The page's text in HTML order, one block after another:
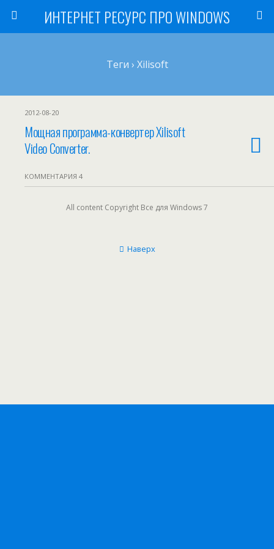
ИНТЕРНЕТ РЕСУРС ПРО WINDOWS
Теги › Xilisoft
2012-08-20
Мощная программа-конвертер Xilisoft
Video Converter.
КОММЕНТАРИЯ 4
All content Copyright Все для Windows 7
Наверх